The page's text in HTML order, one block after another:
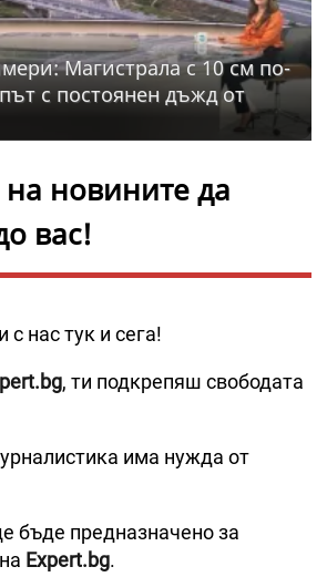
Магистрала с 10 см по-
с постоянен дъжд от
новините да
вас!
с нас тук и сега!
, ти подкрепяш свободата
има нужда от
бъде предназначено за
Expert.bg.